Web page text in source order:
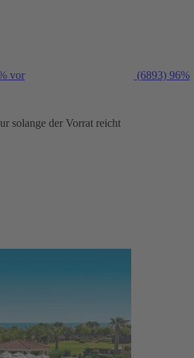
vor (6893) 96%
solange der Vorrat reicht